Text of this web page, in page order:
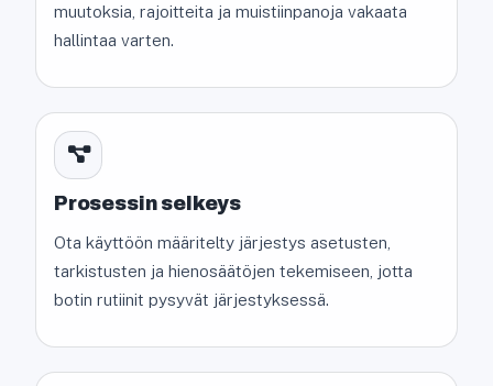
muutoksia, rajoitteita ja muistiinpanoja vakaata
hallintaa varten.
Prosessin selkeys
Ota käyttöön määritelty järjestys asetusten,
tarkistusten ja hienosäätöjen tekemiseen, jotta
botin rutiinit pysyvät järjestyksessä.